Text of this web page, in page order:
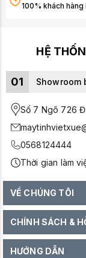
100% khách hàng
HỆ
01 Showroom
Số 7 Ngõ 726
0568124444
Thời gian làm
VỀ CHÚNG TÔI
CHÍNH SÁCH &
HƯỚNG DẪN